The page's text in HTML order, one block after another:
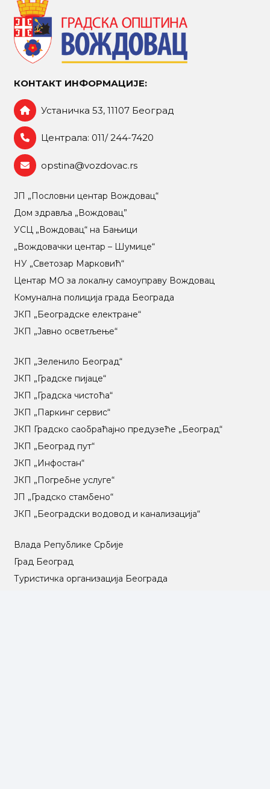
КОНТАКТ ИНФОРМАЦИЈЕ:
Устаничка 53, 11107 Београд
Централа: 011/ 244-7420
opstina@vozdovac.rs
ЈП „Пословни центар Вождовац“
Дом здравља „Вождовац”
УСЦ „Вождовац“ на Бањици
„Вождовачки центар – Шумице“
НУ „Светозар Марковић“
Центар МO за локалну самоуправу Вождовац
Комунална полиција града Београда
ЈКП „Београдске електране“
ЈКП „Јавно осветљење“
ЈКП „Зеленило Београд“
ЈКП „Градске пијаце“
ЈКП „Градска чистоћа“
ЈКП „Паркинг сервис“
ЈКП Градско саобраћајно предузеће „Београд“
ЈКП „Београд пут“
ЈКП „Инфостан“
ЈКП „Погребне услуге“
ЈП „Градско стамбено“
ЈКП „Београдски водовод и канализација“
Влада Републике Србије
Град Београд
Туристичка организација Београда